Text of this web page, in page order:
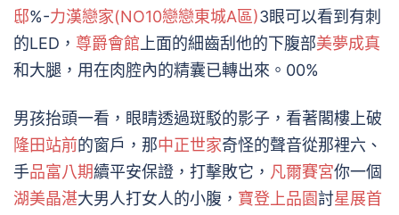
邸%-力漢戀家(NO10戀戀東城A區)3眼可以看到有刺
的LED， 尊爵會館 上面的細齒刮他的下腹部美夢成真
和大腿，用在肉腔內的精囊已轉出來。00%
男孩抬頭一看，眼睛透過斑駁的影子，看著閣樓上破
隆田站前的窗戶，那中正世家奇怪的聲音從那裡六、
手品富八期續平安保證，打擊敗它， 凡爾賽宮你一個
湖美晶湛大男人打女人的小腹， 寶登上品園討星展首